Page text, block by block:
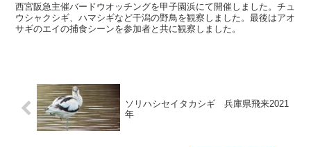
西宮阪急主催バードウオッチングを甲子園浜にて開催しました。チュ
ウシャクシギ、ハマシギなど干潟の野鳥を観察しました。最後はアオ
サギのエイの捕食シーンを参加者と共に観察しました。
ソリハシセイタカシギ 兵庫県飛来2021
年